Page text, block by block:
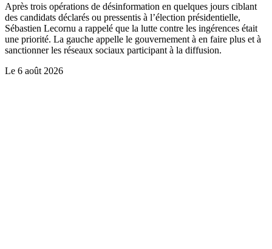
Après trois opérations de désinformation en quelques jours ciblant
des candidats déclarés ou pressentis à l’élection présidentielle,
Sébastien Lecornu a rappelé que la lutte contre les ingérences était
une priorité. La gauche appelle le gouvernement à en faire plus et à
sanctionner les réseaux sociaux participant à la diffusion.
Le 6 août 2026